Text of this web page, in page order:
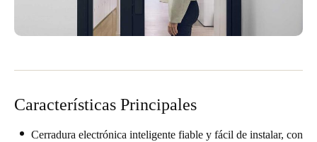
Español
Características Principales
Cerradura electrónica inteligente fiable y fácil de instalar, con